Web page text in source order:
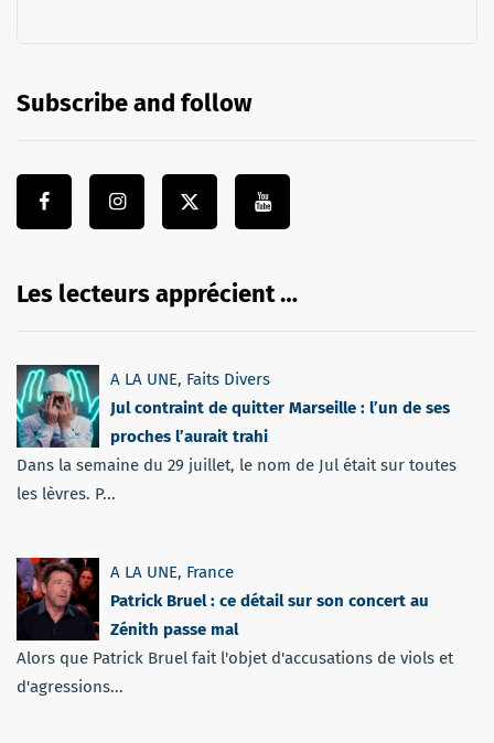
Subscribe and follow
Les lecteurs apprécient …
A LA UNE, Faits Divers
Jul contraint de quitter Marseille : l’un de ses
proches l’aurait trahi
Dans la semaine du 29 juillet, le nom de Jul était sur toutes
les lèvres. P...
A LA UNE, France
Patrick Bruel : ce détail sur son concert au
Zénith passe mal
Alors que Patrick Bruel fait l'objet d'accusations de viols et
d'agressions...